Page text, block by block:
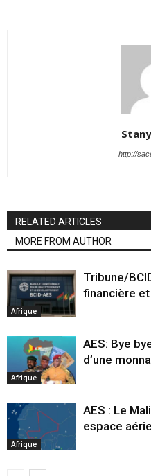
http://
RELATED ARTICLES
MORE FROM AUTHOR
Afrique
Tribune/
financière
Afrique
AES: Bye
d’une
Afrique
AES : Le
espace